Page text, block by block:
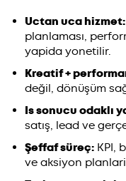
Uctan uca hizmet:
planlaması,
yapida yonetilir.
Kreatif +
değil, dönüşüm
Is sonucu odaklı
satış, lead ve
Şeffaf süreç: KPI,
ve aksiyon